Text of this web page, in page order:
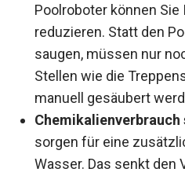
Poolroboter können
reduzieren. Statt den
saugen, müssen nur
Stellen wie die
manuell gesäubert
Chemikalienverbrauch
sorgen für eine
Wasser. Das senkt den